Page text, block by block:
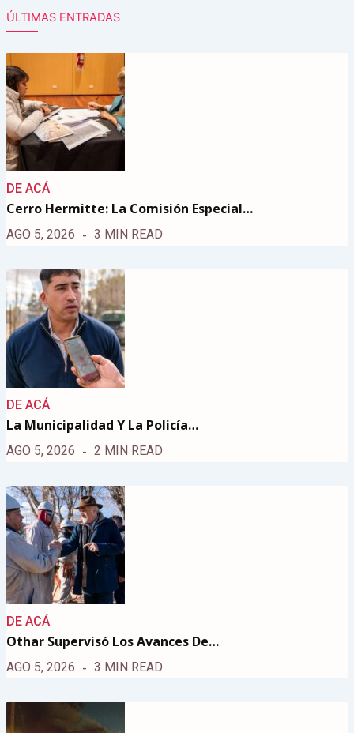
ÚLTIMAS ENTRADAS
DE ACÁ
Cerro Hermitte: La Comisión Especial…
AGO 5, 2026 3 MIN READ
DE ACÁ
La Municipalidad Y La Policía…
AGO 5, 2026 2 MIN READ
DE ACÁ
Othar Supervisó Los Avances De…
AGO 5, 2026 3 MIN READ